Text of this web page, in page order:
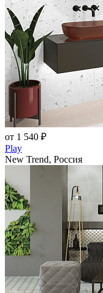
от 1 540 ₽
Play
New Trend, Россия